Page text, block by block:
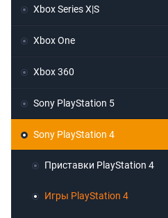
Xbox Series X|S
Xbox One
Xbox 360
Sony PlayStation 5
Sony PlayStation 4
Приставки PlayStation 4
Игры PlayStation 4